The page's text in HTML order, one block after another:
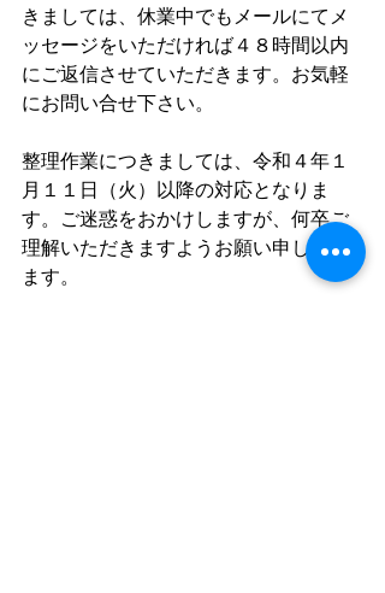
きましては、休業中でもメールにてメ
ッセージをいただければ４８時間以内
にご返信させていただきます。お気軽
にお問い合せ下さい。
整理作業につきましては、令和４年１
月１１日（火）以降の対応となりま
す。ご迷惑をおかけしますが、何卒ご
理解いただきますようお願い申し上げ
ます。